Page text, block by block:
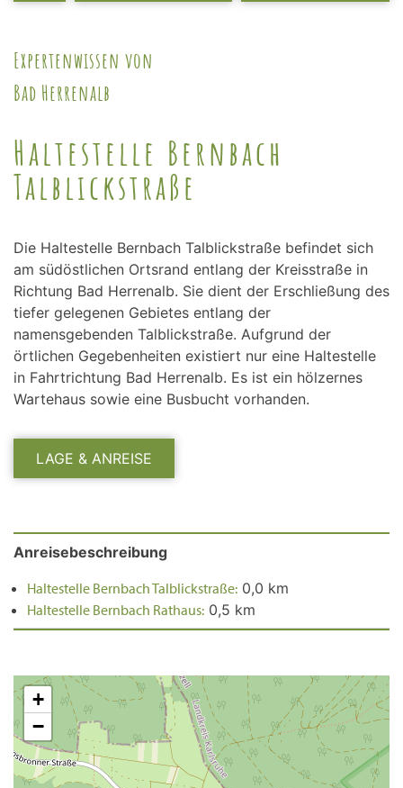
Expertenwissen von
Bad Herrenalb
Haltestelle Bernbach
Talblickstraße
Die Haltestelle Bernbach Talblickstraße befindet sich
am südöstlichen Ortsrand entlang der Kreisstraße in
Richtung Bad Herrenalb. Sie dient der Erschließung des
tiefer gelegenen Gebietes entlang der
namensgebenden Talblickstraße. Aufgrund der
örtlichen Gegebenheiten existiert nur eine Haltestelle
in Fahrtrichtung Bad Herrenalb. Es ist ein hölzernes
Wartehaus sowie eine Busbucht vorhanden.
LAGE & ANREISE
Anreisebeschreibung
Haltestelle Bernbach Talblickstraße: 0,0 km
Haltestelle Bernbach Rathaus: 0,5 km
+
−